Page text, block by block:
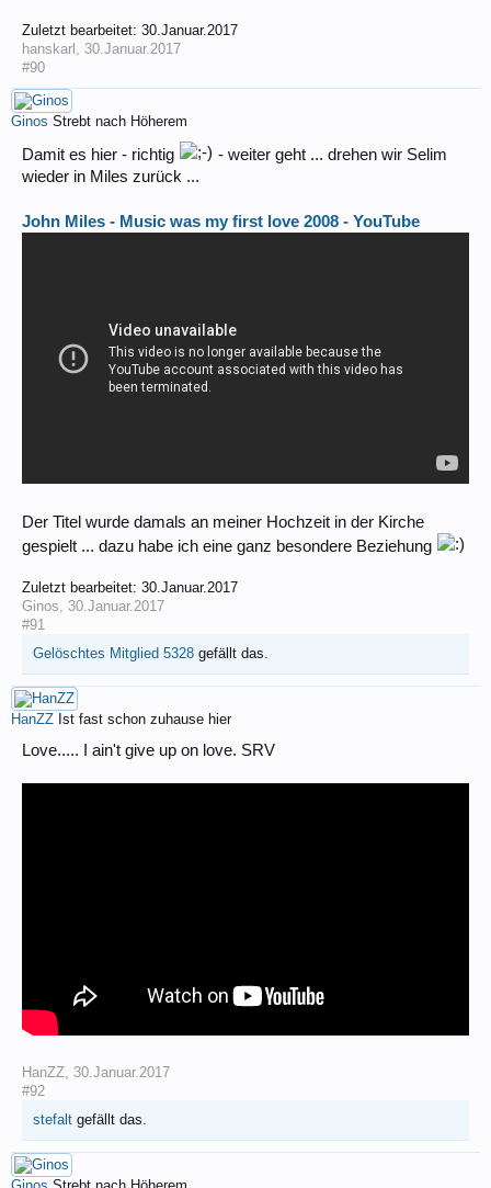
Zuletzt bearbeitet: 30.Januar.2017
hanskarl
30.Januar.2017
#90
Ginos Strebt nach Höherem
Damit es hier - richtig
- weiter geht ... drehen wir Selim
wieder in Miles zurück ...
John Miles - Music was my first love 2008 - YouTube
Der Titel wurde damals an meiner Hochzeit in der Kirche
gespielt ... dazu habe ich eine ganz besondere Beziehung
Zuletzt bearbeitet: 30.Januar.2017
Ginos, 30.Januar.2017
#91
Gelöschtes Mitglied 5328 gefällt das.
HanZZ Ist fast schon zuhause hier
Love..... I ain't give up on love. SRV
HanZZ 30.Januar.2017
#92
stefalt gefällt das.